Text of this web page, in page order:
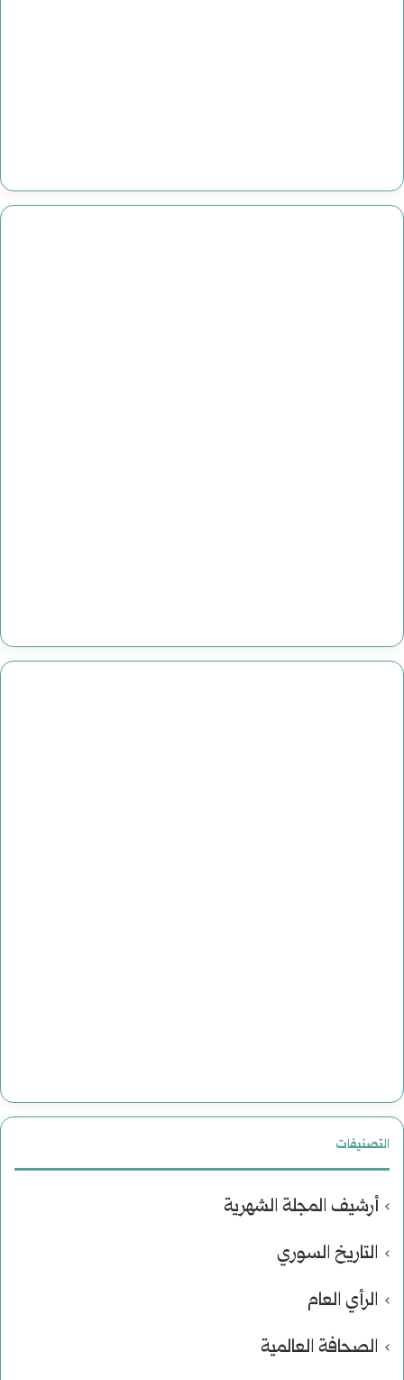
التصنيفات
أرشيف المجلة الشهرية
التاريخ السوري
الرأي العام
الصحافة العالمية